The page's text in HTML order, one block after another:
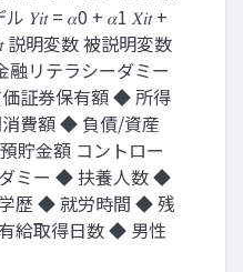
𝑌𝑖𝑡 = 𝛼0 + 𝛼1 𝑋𝑖𝑡 +
説明変数 被説明変数
リテラシーダミー
証券保有額 ◆ 所得
費額 ◆ 負債/資産
貯金額 コントロー
ミー ◆ 扶養人数 ◆
歴 ◆ 就労時間 ◆ 残
給取得日数 ◆ 男性